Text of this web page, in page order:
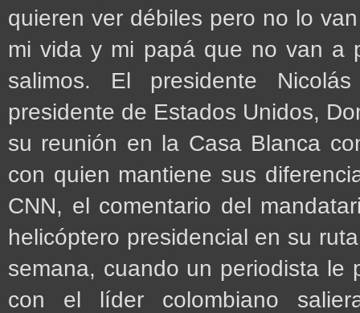
quieren ver débiles pero no lo
mi vida y mi papá que no van a
salimos. El presidente
presidente de Estados Unidos,
su reunión en la Casa Blanca
con quien mantiene sus
CNN, el comentario del
helicóptero presidencial en su
semana, cuando un periodista le
con el líder colombiano